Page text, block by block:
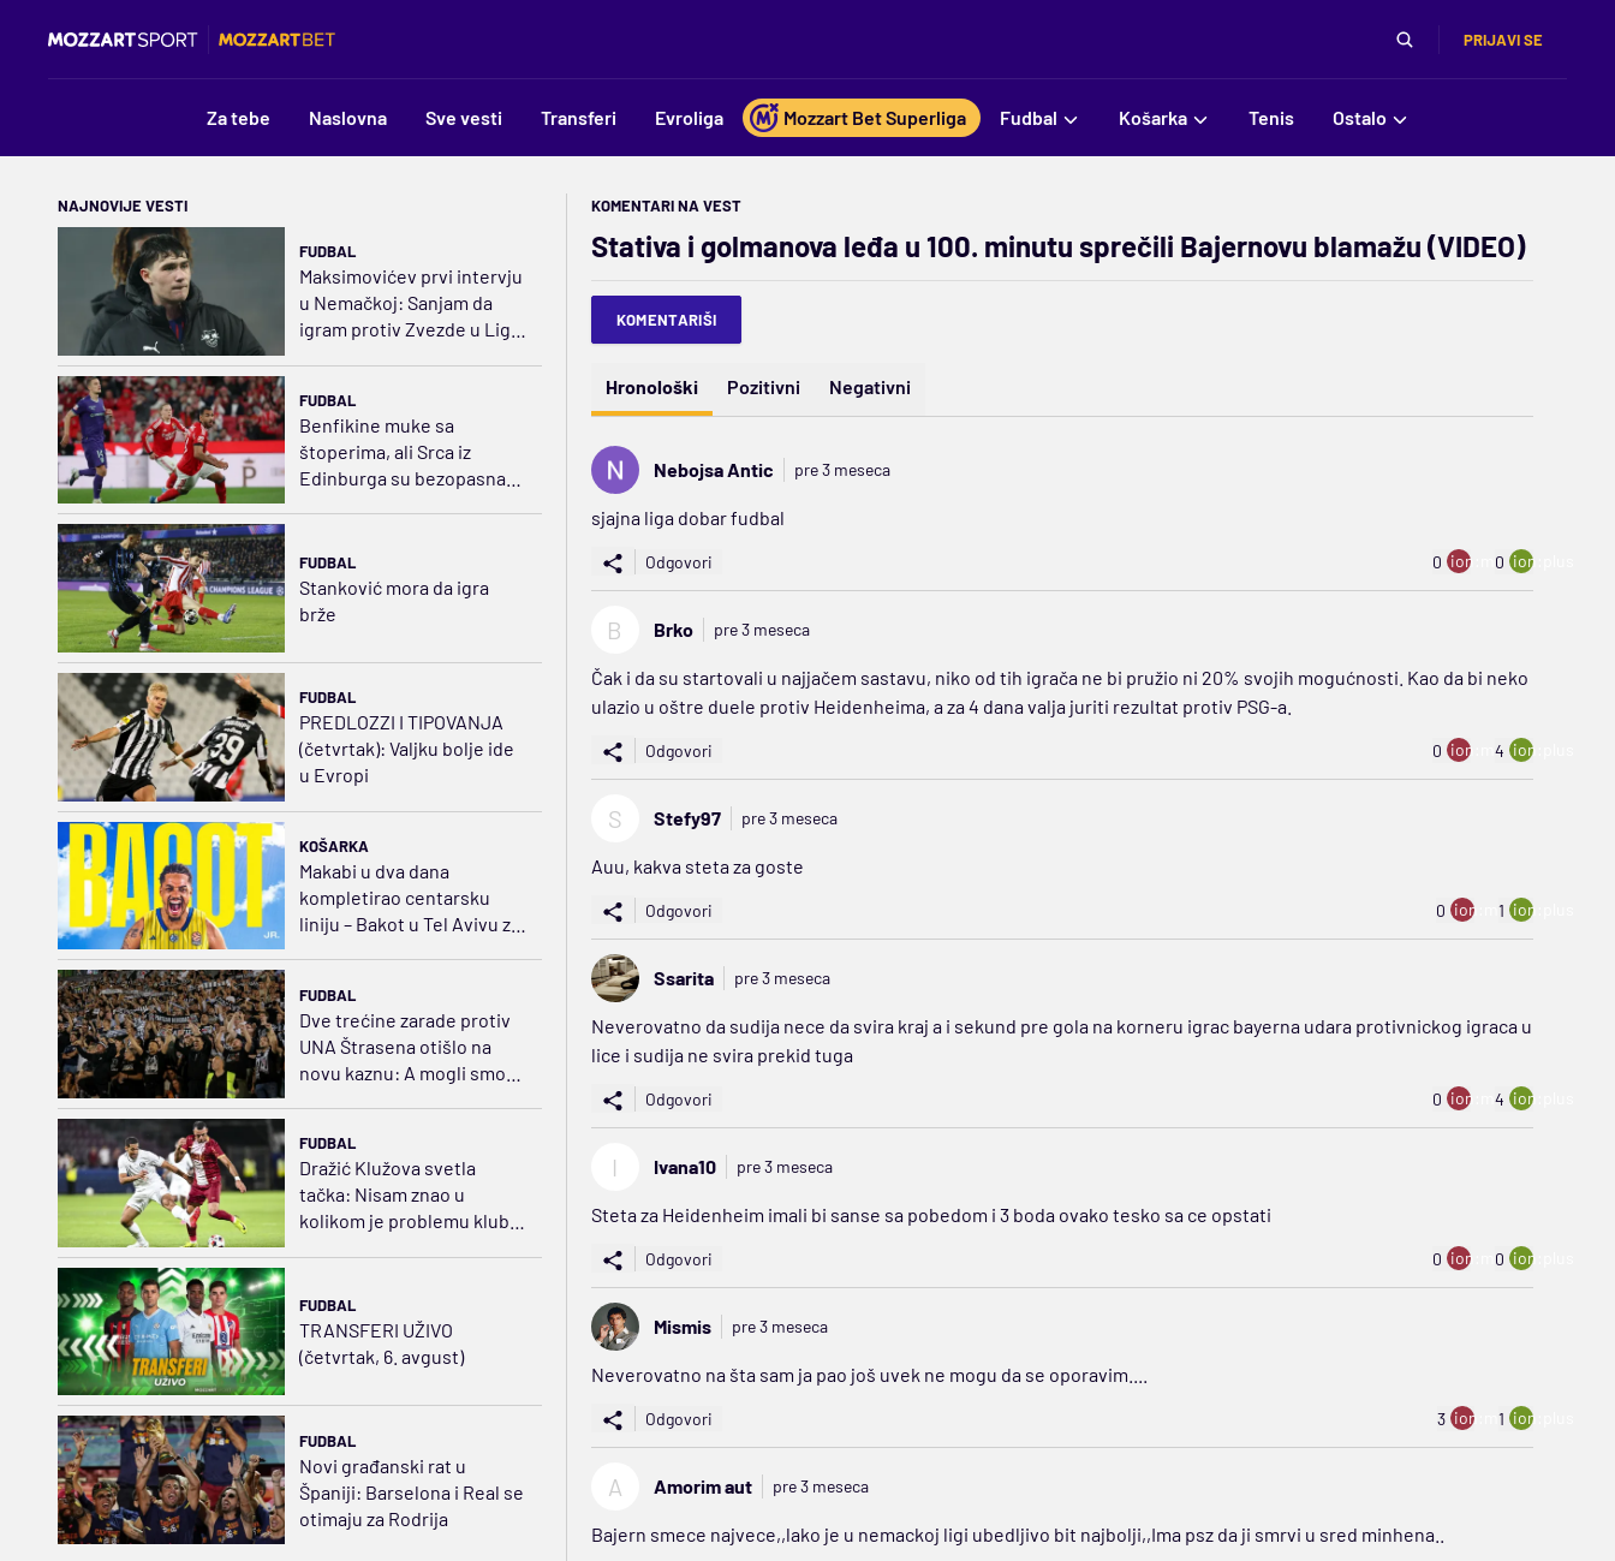
PRIJAVI SE
Za tebe Naslovna Sve vesti Transferi Evroliga Mozzart Bet Superliga Fudbal Košarka Tenis Ostalo
NAJNOVIJE VESTI
FUDBAL
Maksimovićev prvi intervju
u Nemačkoj: Sanjam da
igram protiv Zvezde u Ligi
FUDBAL
Benfikine muke sa
štoperima, ali Srca iz
Edinburga su bezopasna
FUDBAL
Stanković mora da igra
brže
FUDBAL
PREDLOZZI I TIPOVANJA
(četvrtak): Valjku bolje ide
u Evropi
KOŠARKA
Makabi u dva dana
kompletirao centarsku
liniju – Bakot u Tel Avivu za
FUDBAL
Dve trećine zarade protiv
UNA Štrasena otišlo na
novu kaznu: A mogli smo
FUDBAL
Dražić Klužova svetla
tačka: Nisam znao u
kolikom je problemu klub
FUDBAL
TRANSFERI UŽIVO
(četvrtak, 6. avgust)
FUDBAL
Novi građanski rat u
Španiji: Barselona i Real se
otimaju za Rodrija
KOMENTARI NA VEST
Stativa i golmanova leđa u 100. minutu sprečili Bajernovu blamažu (VIDEO)
KOMENTARIŠI
Hronološki Pozitivni Negativni
Nebojsa Antic pre 3 meseca
sjajna liga dobar fudbal
Odgovori 0 ion:minus
0 ion:plus
B Brko pre 3 meseca
Čak i da su startovali u najjačem sastavu, niko od tih igrača ne bi pružio ni 20% svojih mogućnosti. Kao da bi neko
ulazio u oštre duele protiv Heidenheima, a za 4 dana valja juriti rezultat protiv PSG-a.
Odgovori 0 ion:minus
4 ion:plus
S Stefy97 pre 3 meseca
Auu, kakva steta za goste
Odgovori 0 ion:minus
1 ion:plus
Ssarita pre 3 meseca
Neverovatno da sudija nece da svira kraj a i sekund pre gola na korneru igrac bayerna udara protivnickog igraca u
lice i sudija ne svira prekid tuga
Odgovori 0 ion:minus
4 ion:plus
I Ivana10 pre 3 meseca
Steta za Heidenheim imali bi sanse sa pobedom i 3 boda ovako tesko sa ce opstati
Odgovori 0 ion:minus
0 ion:plus
Mismis pre 3 meseca
Neverovatno na šta sam ja pao još uvek ne mogu da se oporavim....
Odgovori 3 ion:minus
1 ion:plus
A Amorim aut pre 3 meseca
Bajern smece najvece,,lako je u nemackoj ligi ubedljivo bit najbolji,,Ima psz da ji smrvi u sred minhena..